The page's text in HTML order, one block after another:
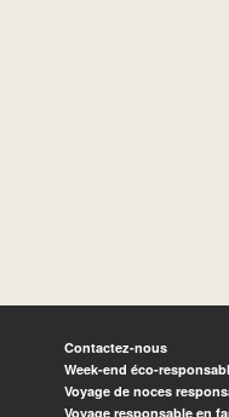
Contactez-nous
Week-end éco-
Voyage de noces
Voyage responsable en